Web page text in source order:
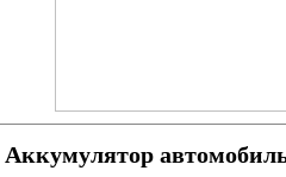
Аккумулятор